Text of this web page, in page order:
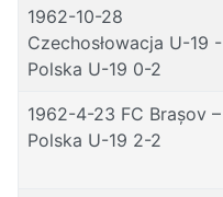
1962-10-28
Czechosłowacja U-19 -
Polska U-19 0-2
1962-4-23 FC Brașov –
Polska U-19 2-2